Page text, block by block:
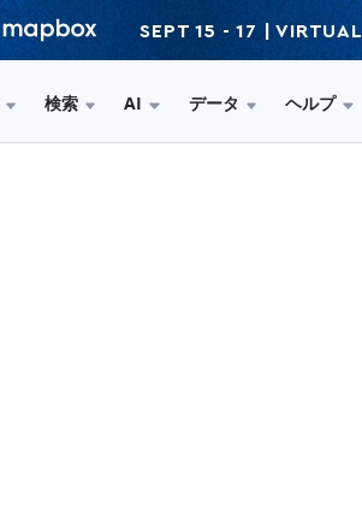
SEPT 15 - 17 | VIRTUAL
検索 AI データ ヘルプ